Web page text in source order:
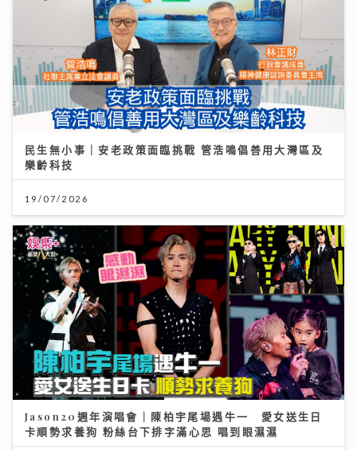
民生無小事｜安老政策面臨挑戰 管浩鳴倡善用大灣區及
樂齡科技
19/07/2026
Jason20週年演唱會｜陳柏宇尾場遇牛一 愛女送生日
卡順勢求養狗 粉絲台下排字滿心思 唱到眼濕濕